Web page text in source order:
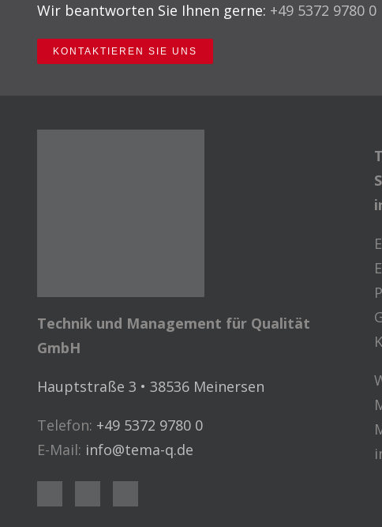
Wir beantworten Sie Ihnen gerne: +49 5372 9780 0
KONTAKTIEREN SIE UNS
Technik und Management für Qualität
GmbH
Hauptstraße 3 • 38536 Meinersen
Telefon: +49 5372 9780 0
E-Mail: info@tema-q.de